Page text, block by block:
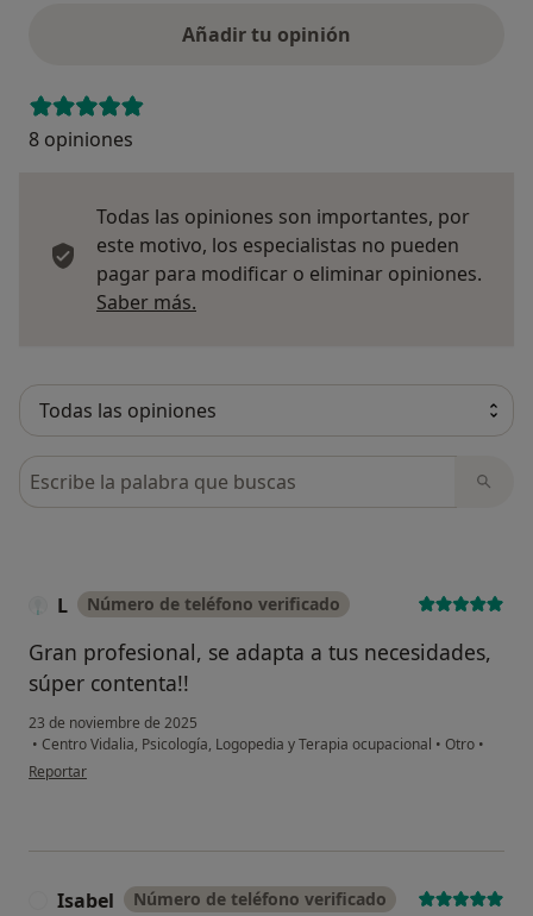
Añadir tu opinión
8 opiniones
Todas las opiniones son importantes, por
este motivo, los especialistas no pueden
pagar para modificar o eliminar opiniones.
Saber más.
Busca en opiniones
L Número de teléfono verificado
Gran profesional, se adapta a tus necesidades,
súper contenta!!
23 de noviembre de 2025
• Centro Vidalia, Psicología, Logopedia y Terapia ocupacional • Otro •
en opinión del usuario L
Reportar
Isabel Número de teléfono verificado